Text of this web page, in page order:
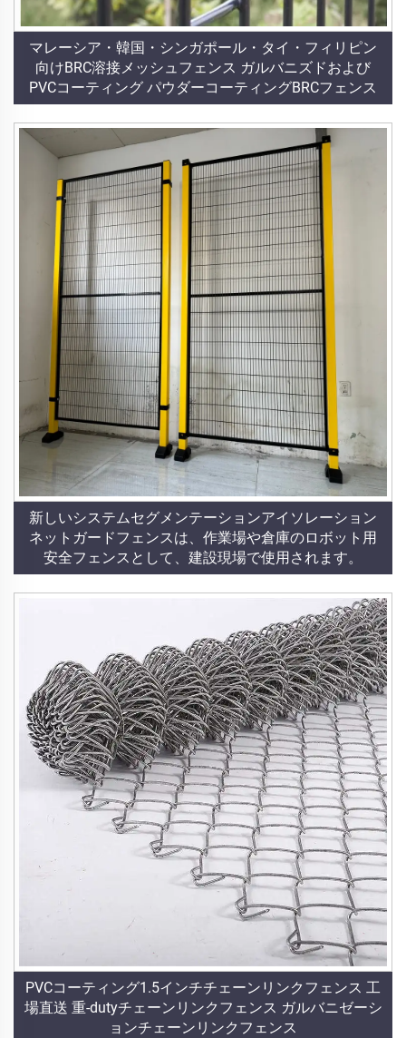
マレーシア・韓国・シンガポール・タイ・フィリピン
向けBRC溶接メッシュフェンス ガルバニズドおよび
PVCコーティング パウダーコーティングBRCフェンス
新しいシステムセグメンテーションアイソレーション
ネットガードフェンスは、作業場や倉庫のロボット用
安全フェンスとして、建設現場で使用されます。
PVCコーティング1.5インチチェーンリンクフェンス 工
場直送 重-dutyチェーンリンクフェンス ガルバニゼーシ
ョンチェーンリンクフェンス